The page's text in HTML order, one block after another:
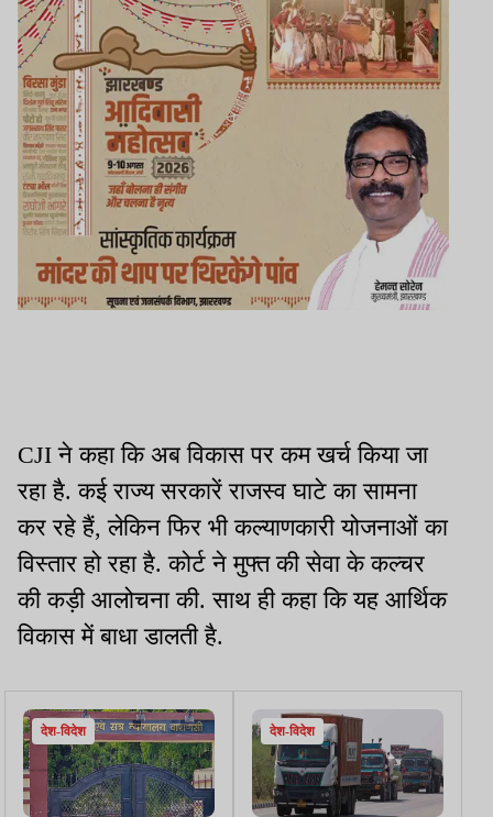
CJI ने कहा कि अब विकास पर कम खर्च किया जा
रहा है. कई राज्य सरकारें राजस्व घाटे का सामना
कर रहे हैं, लेकिन फिर भी कल्याणकारी योजनाओं का
विस्तार हो रहा है. कोर्ट ने मुफ्त की सेवा के कल्चर
की कड़ी आलोचना की. साथ ही कहा कि यह आर्थिक
विकास में बाधा डालती है.
देश-विदेश देश-विदेश